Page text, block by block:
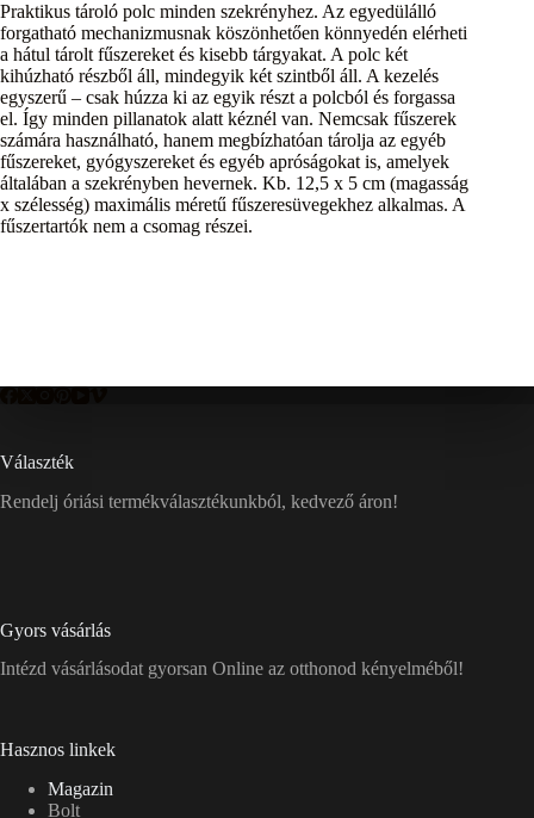
Praktikus tároló polc minden szekrényhez. Az egyedülálló
forgatható mechanizmusnak köszönhetően könnyedén elérheti
a hátul tárolt fűszereket és kisebb tárgyakat. A polc két
kihúzható részből áll, mindegyik két szintből áll. A kezelés
egyszerű – csak húzza ki az egyik részt a polcból és forgassa
el. Így minden pillanatok alatt kéznél van. Nemcsak fűszerek
számára használható, hanem megbízhatóan tárolja az egyéb
fűszereket, gyógyszereket és egyéb apróságokat is, amelyek
általában a szekrényben hevernek. Kb. 12,5 x 5 cm (magasság
x szélesség) maximális méretű fűszeresüvegekhez alkalmas. A
fűszertartók nem a csomag részei.
Választék
Rendelj óriási termékválasztékunkból, kedvező áron!
Gyors vásárlás
Intézd vásárlásodat gyorsan Online az otthonod kényelméből!
Hasznos linkek
Magazin
Bolt